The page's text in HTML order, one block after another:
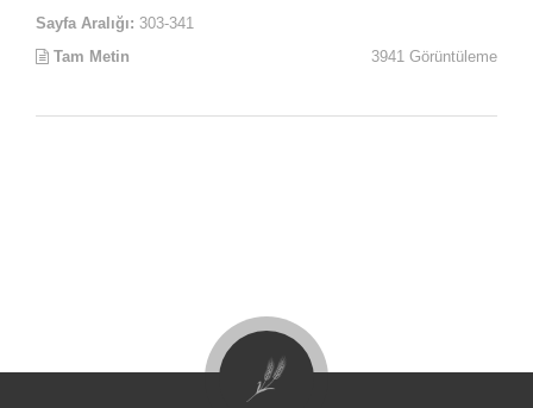
Sayfa Aralığı: 303-341
Tam Metin
3941 Görüntüleme